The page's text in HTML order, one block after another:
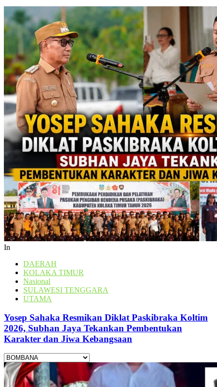
In
DAERAH
KOLAKA TIMUR
Nasional
SULAWESI TENGGARA
UTAMA
Yosep Sahaka Resmikan Diklat Paskibraka Koltim
2026, Subhan Jaya Tekankan Pembentukan
Karakter dan Jiwa Kebangsaan